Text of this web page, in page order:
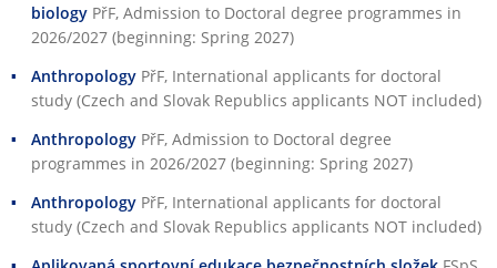
biology PřF, Admission to Doctoral degree programmes in
2026/2027 (beginning: Spring 2027)
Anthropology PřF, International applicants for doctoral
study (Czech and Slovak Republics applicants NOT included)
Anthropology PřF, Admission to Doctoral degree
programmes in 2026/2027 (beginning: Spring 2027)
Anthropology PřF, International applicants for doctoral
study (Czech and Slovak Republics applicants NOT included)